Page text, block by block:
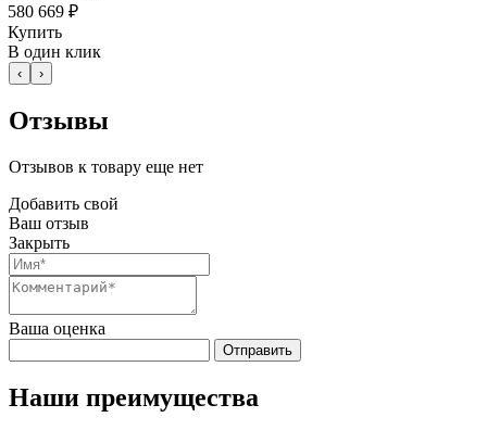
580 669 ₽
Купить
В один клик
‹ ›
Отзывы
Отзывов к товару еще нет
Добавить свой
Ваш отзыв
Закрыть
Ваша оценка
Отправить
Наши преимущества